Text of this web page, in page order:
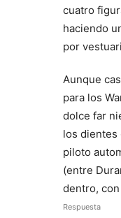
cuatro
haciendo
por
Aunque
para los
dolce far
los dientes
piloto
(entre
dentro,
Respuesta